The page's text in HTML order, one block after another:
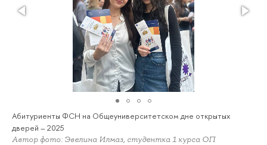
Абитуриенты ФСН на Общеуниверситетском дне открытых
дверей – 2025
Автор фото: Эвелина Илмаз, студентка 1 курса ОП